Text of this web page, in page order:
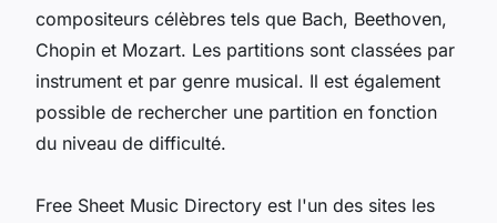
compositeurs célèbres tels que Bach, Beethoven,
Chopin et Mozart. Les partitions sont classées par
instrument et par genre musical. Il est également
possible de rechercher une partition en fonction
du niveau de difficulté.
Free Sheet Music Directory est l'un des sites les